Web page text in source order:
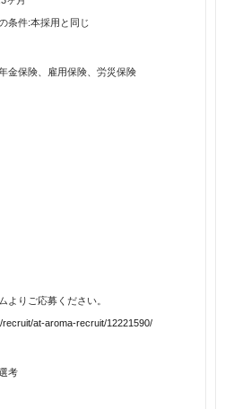
条件:本採用と同じ
金保険、雇用保険、労災保険
よりご応募ください。
at-aroma-recruit/12221590/
考